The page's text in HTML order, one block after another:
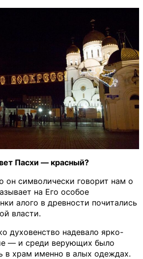
Пасхи — красный?
он символически говорит нам о
на Его особое
алого в древности почитались
власти.
духовенство надевало ярко-
— и среди верующих было
в храм именно в алых одеждах.